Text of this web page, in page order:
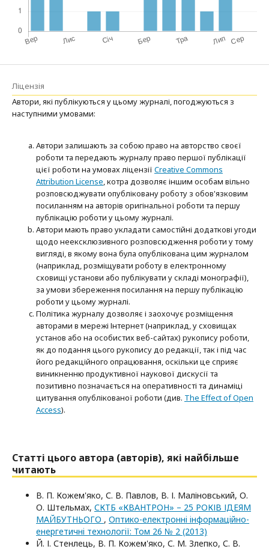
Ліцензія
Автори, які публікуються у цьому журналі, погоджуються з
наступними умовами:
Автори залишають за собою право на авторство своєї
роботи та передають журналу право першої публікації
цієї роботи на умовах ліцензії Creative Commons
Attribution License, котра дозволяє іншим особам вільно
розповсюджувати опубліковану роботу з обов'язковим
посиланням на авторів оригінальної роботи та першу
публікацію роботи у цьому журналі.
Автори мають право укладати самостійні додаткові угоди
щодо неексклюзивного розповсюдження роботи у тому
вигляді, в якому вона була опублікована цим журналом
(наприклад, розміщувати роботу в електронному
сховищі установи або публікувати у складі монографії),
за умови збереження посилання на першу публікацію
роботи у цьому журналі.
Політика журналу дозволяє і заохочує розміщення
авторами в мережі Інтернет (наприклад, у сховищах
установ або на особистих веб-сайтах) рукопису роботи,
як до подання цього рукопису до редакції, так і під час
його редакційного опрацювання, оскільки це сприяє
виникненню продуктивної наукової дискусії та
позитивно позначається на оперативності та динаміці
цитування опублікованої роботи (див. The Effect of Open
Access).
Статті цього автора (авторів), які найбільше
читають
В. П. Кожем'яко, С. В. Павлов, В. І. Маліновський, О.
О. Штельмах, СКТБ «КВАНТРОН» – 25 РОКІВ ІДЕЯМ
МАЙБУТНЬОГО , Оптико-електроннi iнформацiйно-
енергетичнi технологiї: Том 26 № 2 (2013)
Й. І. Стенлець, В. П. Кожем'яко, С. М. Злепко, С. В.